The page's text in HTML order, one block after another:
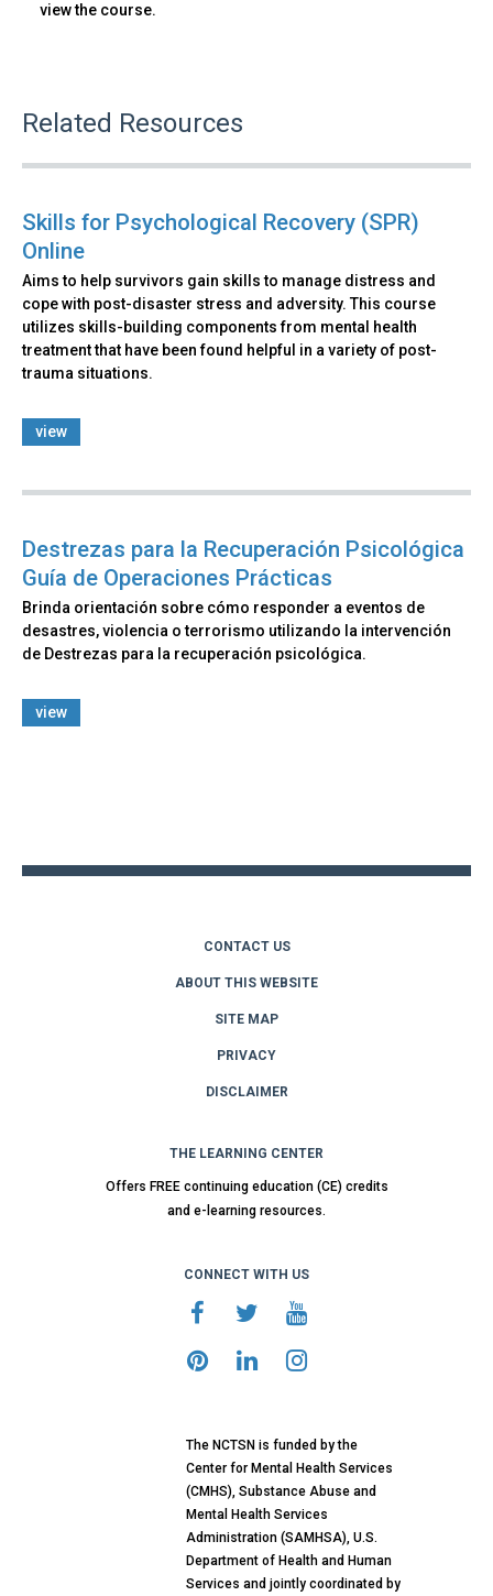
view the course.
Related Resources
Skills for Psychological Recovery (SPR)
Online
Aims to help survivors gain skills to manage distress and
cope with post-disaster stress and adversity. This course
utilizes skills-building components from mental health
treatment that have been found helpful in a variety of post-
trauma situations.
view
Destrezas para la Recuperación Psicológica
Guía de Operaciones Prácticas
Brinda orientación sobre cómo responder a eventos de
desastres, violencia o terrorismo utilizando la intervención
de Destrezas para la recuperación psicológica.
view
CONTACT US
ABOUT THIS WEBSITE
SITE MAP
PRIVACY
DISCLAIMER
THE LEARNING CENTER
Offers FREE continuing education (CE) credits
and e-learning resources.
CONNECT WITH US
The NCTSN is funded by the
Center for Mental Health Services
(CMHS), Substance Abuse and
Mental Health Services
Administration (SAMHSA), U.S.
Department of Health and Human
Services and jointly coordinated by